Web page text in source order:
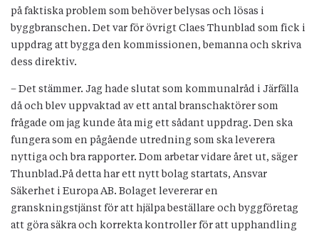
på faktiska problem som behöver belysas och lösas i
byggbranschen. Det var för övrigt Claes Thunblad som fick i
uppdrag att bygga den kommissionen, bemanna och skriva
dess direktiv.
– Det stämmer. Jag hade slutat som kommunalråd i Järfälla
då och blev uppvaktad av ett antal branschaktörer som
frågade om jag kunde åta mig ett sådant uppdrag. Den ska
fungera som en pågående utredning som ska leverera
nyttiga och bra rapporter. Dom arbetar vidare året ut, säger
Thunblad.På detta har ett nytt bolag startats, Ansvar
Säkerhet i Europa AB. Bolaget levererar en
granskningstjänst för att hjälpa beställare och byggföretag
att göra säkra och korrekta kontroller för att upphandling